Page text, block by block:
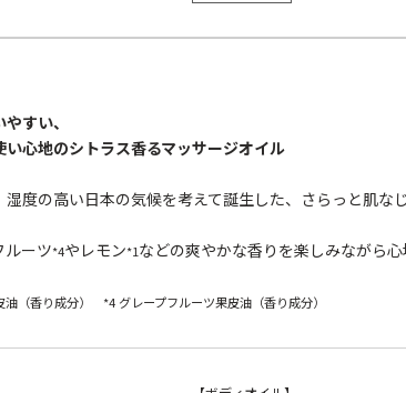
すい、
い心地のシトラス香るマッサージオイル
湿度の高い日本の気候を考えて誕生した、さらっと肌な
ルーツ*4やレモン*1などの爽やかな香りを楽しみながら心
油（香り成分） *4 グレープフルーツ果皮油（香り成分）